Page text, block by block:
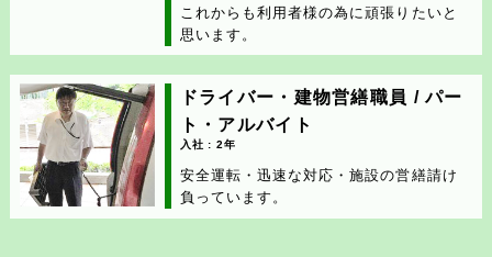
これからも利用者様の為に頑張りたいと
思います。
ドライバー・建物営繕職員 / パー
ト・アルバイト
入社 : 2年
安全運転・迅速な対応・施設の営繕請け
負っています。